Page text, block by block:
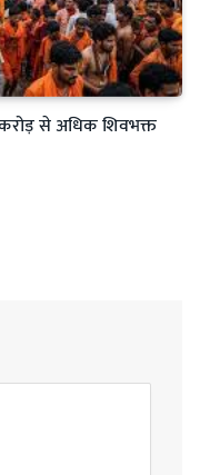
करोड़ से अधिक शिवभक्त